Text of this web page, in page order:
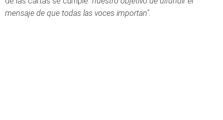
mensaje de que todas las voces importan".